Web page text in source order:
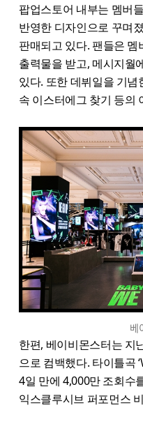
팝업스토어 내부는 멤버
반영한 디자인으로 꾸며
판매되고 있다. 팬들은
출력물을 받고, 메시지월
있다. 또한 데뷔일을 기
속 이스터에그 찾기 등의
베
한편, 베이비몬스터는 지
으로 컴백했다. 타이틀곡
4일 만에 4,000만 조회수
익스클루시브 퍼포먼스